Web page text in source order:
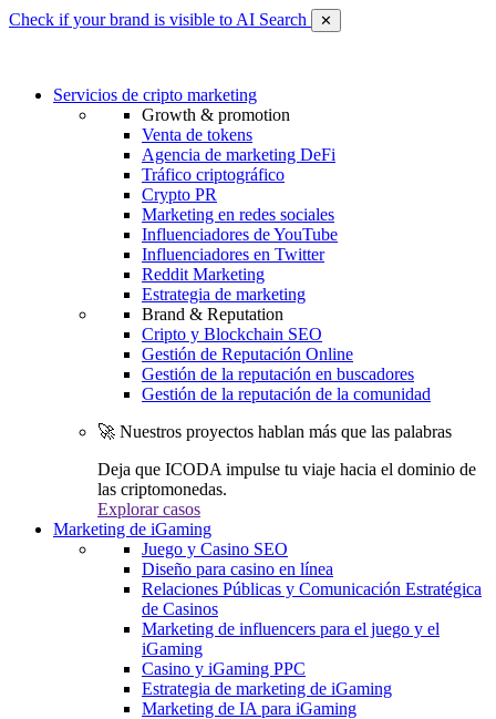
Check if your brand is visible to AI Search ✕
Servicios de cripto marketing
Growth & promotion
Venta de tokens
Agencia de marketing DeFi
Tráfico criptográfico
Crypto PR
Marketing en redes sociales
Influenciadores de YouTube
Influenciadores en Twitter
Reddit Marketing
Estrategia de marketing
Brand & Reputation
Cripto y Blockchain SEO
Gestión de Reputación Online
Gestión de la reputación en buscadores
Gestión de la reputación de la comunidad
🚀 Nuestros proyectos hablan más que las palabras
Deja que ICODA impulse tu viaje hacia el dominio de
las criptomonedas.
Explorar casos
Marketing de iGaming
Juego y Casino SEO
Diseño para casino en línea
Relaciones Públicas y Comunicación Estratégica
de Casinos
Marketing de influencers para el juego y el
iGaming
Casino y iGaming PPC
Estrategia de marketing de iGaming
Marketing de IA para iGaming